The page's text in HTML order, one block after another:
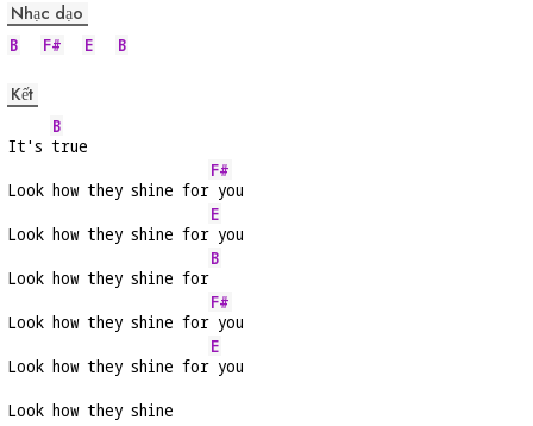
Nhạc dạo
B F# E B
Kết
It's
B
true
Look how they shine for
F#
you
Look how they shine for
E
you
Look how they shine for
B
Look how they shine for
F#
you
Look how they shine for
E
you
Look how they shine